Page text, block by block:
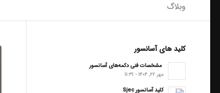
وبلاگ
کلید های آسانسور
مشخصات فنی دکمه‌های آسانسور
مهر 22, 1404 - 11:31
کلید آسانسور Sjec